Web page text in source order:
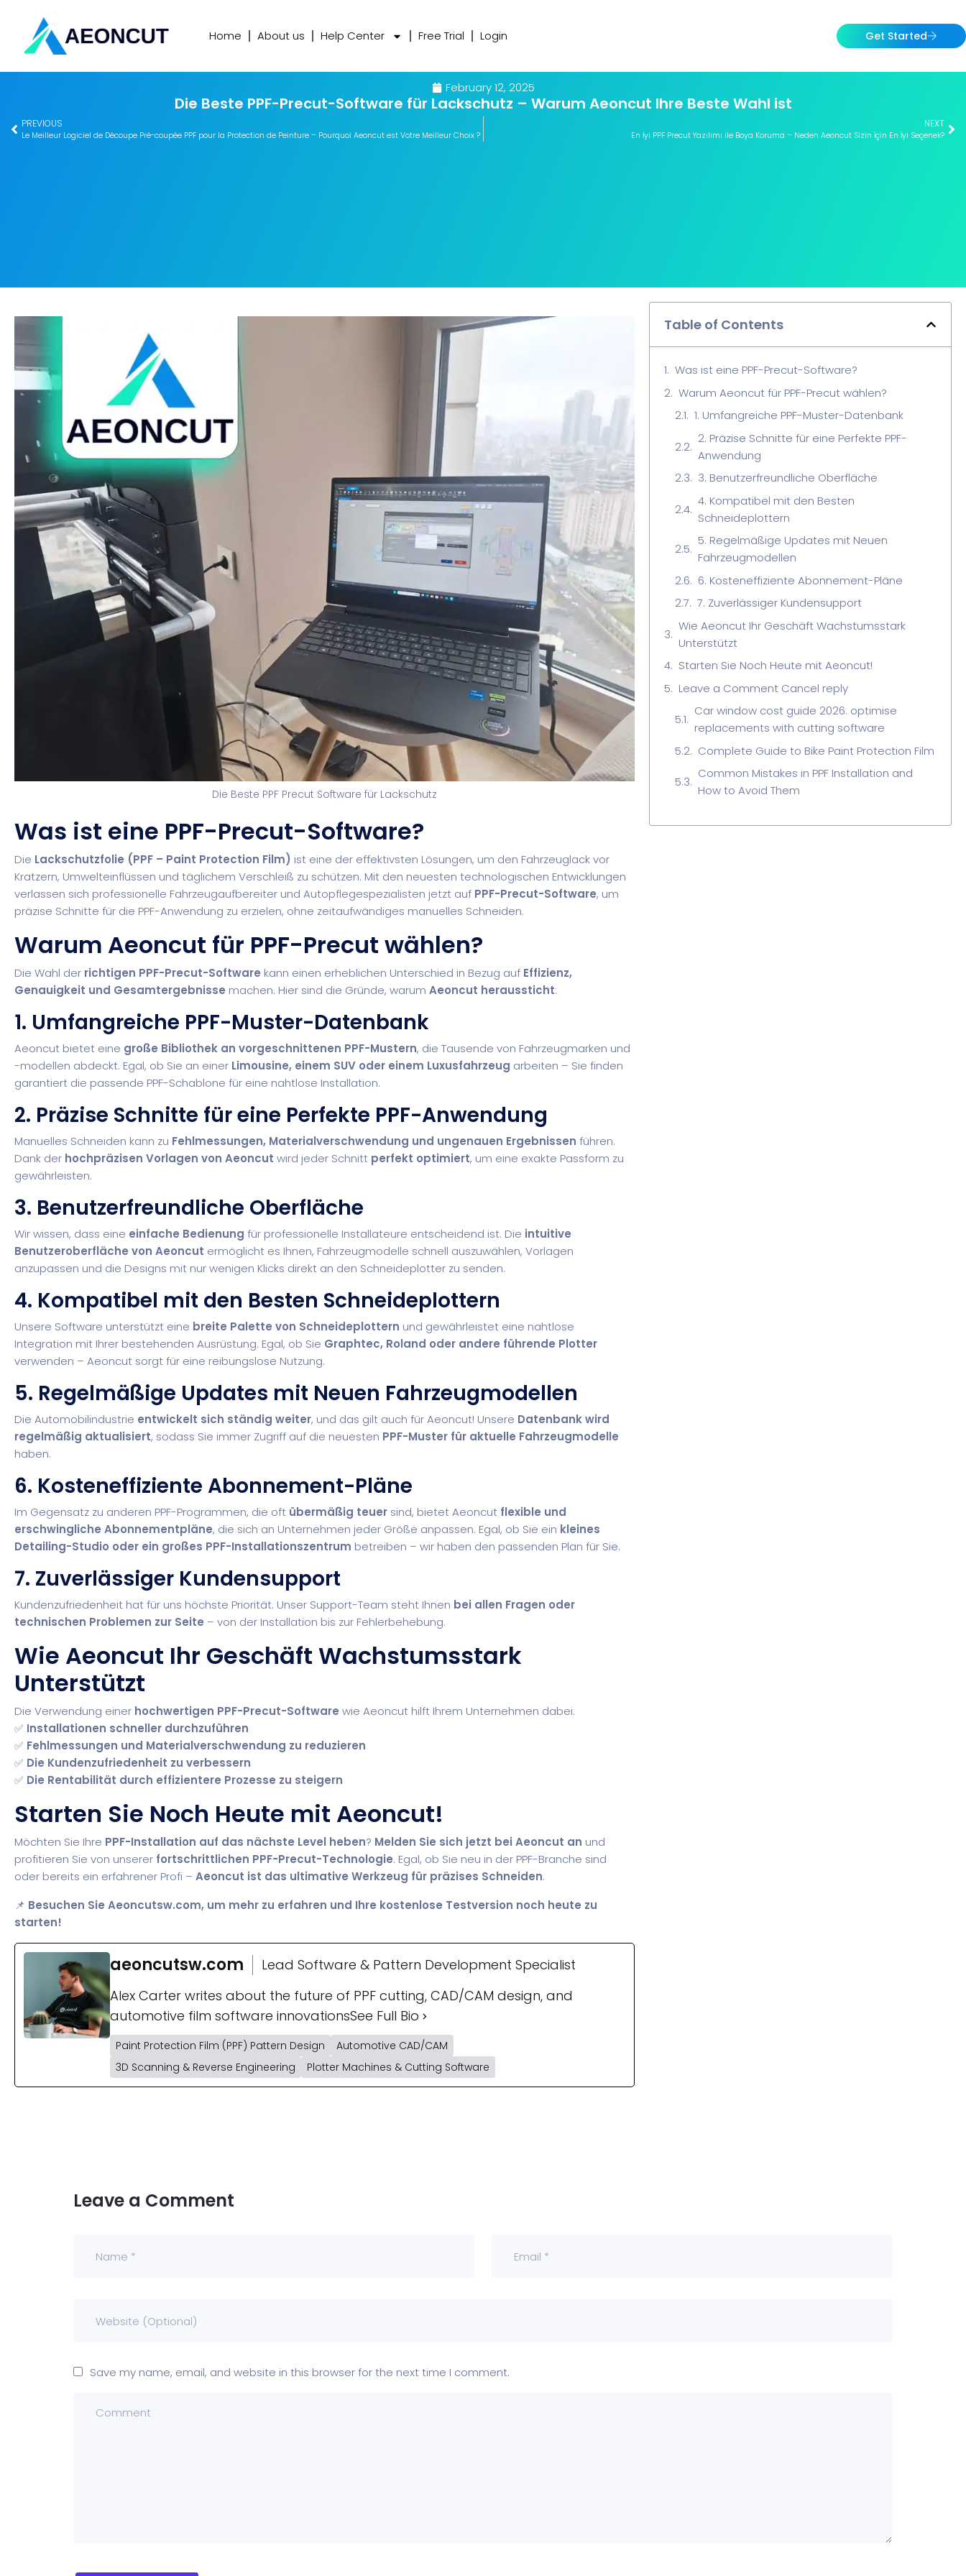
Home About us Help Center Free Trial Login Get Started
February 12, 2025
Die Beste PPF-Precut-Software für Lackschutz – Warum Aeoncut Ihre Beste Wahl ist
PREVIOUS
Le Meilleur Logiciel de Découpe Pré-coupée PPF pour la Protection de Peinture – Pourquoi Aeoncut est Votre Meilleur Choix ?
NEXT
En İyi PPF Precut Yazılımı ile Boya Koruma – Neden Aeoncut Sizin İçin En İyi Seçenek?
Table of Contents
Was ist eine PPF-Precut-Software?
Warum Aeoncut für PPF-Precut wählen?
1. Umfangreiche PPF-Muster-Datenbank
2. Präzise Schnitte für eine Perfekte PPF-
Anwendung
3. Benutzerfreundliche Oberfläche
4. Kompatibel mit den Besten
Schneideplottern
5. Regelmäßige Updates mit Neuen
Fahrzeugmodellen
6. Kosteneffiziente Abonnement-Pläne
7. Zuverlässiger Kundensupport
Wie Aeoncut Ihr Geschäft Wachstumsstark
Unterstützt
Starten Sie Noch Heute mit Aeoncut!
Leave a Comment Cancel reply
Car window cost guide 2026: optimise
replacements with cutting software
Complete Guide to Bike Paint Protection Film
Common Mistakes in PPF Installation and
How to Avoid Them
Die Beste PPF Precut Software für Lackschutz
Was ist eine PPF-Precut-Software?
Die Lackschutzfolie (PPF – Paint Protection Film) ist eine der effektivsten Lösungen, um den Fahrzeuglack vor
Kratzern, Umwelteinflüssen und täglichem Verschleiß zu schützen. Mit den neuesten technologischen Entwicklungen
verlassen sich professionelle Fahrzeugaufbereiter und Autopflegespezialisten jetzt auf PPF-Precut-Software, um
präzise Schnitte für die PPF-Anwendung zu erzielen, ohne zeitaufwändiges manuelles Schneiden.
Warum Aeoncut für PPF-Precut wählen?
Die Wahl der richtigen PPF-Precut-Software kann einen erheblichen Unterschied in Bezug auf Effizienz,
Genauigkeit und Gesamtergebnisse machen. Hier sind die Gründe, warumAeoncut heraussticht:
1. Umfangreiche PPF-Muster-Datenbank
Aeoncut bietet eine große Bibliothek an vorgeschnittenen PPF-Mustern, die Tausende von Fahrzeugmarken und
-modellen abdeckt. Egal, ob Sie an einer Limousine, einem SUV oder einem Luxusfahrzeug arbeiten – Sie finden
garantiert die passende PPF-Schablone für eine nahtlose Installation.
2. Präzise Schnitte für eine Perfekte PPF-Anwendung
Manuelles Schneiden kann zu Fehlmessungen, Materialverschwendung und ungenauen Ergebnissen führen.
Dank der hochpräzisen Vorlagen von Aeoncut wird jeder Schnitt perfekt optimiert, um eine exakte Passform zu
gewährleisten.
3. Benutzerfreundliche Oberfläche
Wir wissen, dass eine einfache Bedienung für professionelle Installateure entscheidend ist. Die intuitive
Benutzeroberfläche von Aeoncut ermöglicht es Ihnen, Fahrzeugmodelle schnell auszuwählen, Vorlagen
anzupassen und die Designs mit nur wenigen Klicks direkt an den Schneideplotter zu senden.
4. Kompatibel mit den Besten Schneideplottern
Unsere Software unterstützt eine breite Palette von Schneideplottern und gewährleistet eine nahtlose
Integration mit Ihrer bestehenden Ausrüstung. Egal, ob Sie Graphtec, Roland oder andere führende Plotter
verwenden – Aeoncut sorgt für eine reibungslose Nutzung.
5. Regelmäßige Updates mit Neuen Fahrzeugmodellen
Die Automobilindustrie entwickelt sich ständig weiter, und das gilt auch für Aeoncut! Unsere Datenbank wird
regelmäßig aktualisiert, sodass Sie immer Zugriff auf die neuesten PPF-Muster für aktuelle Fahrzeugmodelle
haben.
6. Kosteneffiziente Abonnement-Pläne
Im Gegensatz zu anderen PPF-Programmen, die oft übermäßig teuer sind, bietet Aeoncut flexible und
erschwingliche Abonnementpläne, die sich an Unternehmen jeder Größe anpassen. Egal, ob Sie ein kleines
Detailing-Studio oder ein großes PPF-Installationszentrum betreiben – wir haben den passenden Plan für Sie.
7. Zuverlässiger Kundensupport
Kundenzufriedenheit hat für uns höchste Priorität. Unser Support-Team steht Ihnen bei allen Fragen oder
technischen Problemen zur Seite – von der Installation bis zur Fehlerbehebung.
Wie Aeoncut Ihr Geschäft Wachstumsstark
Unterstützt
Die Verwendung einer hochwertigen PPF-Precut-Software wie Aeoncut hilft Ihrem Unternehmen dabei:
✅ Installationen schneller durchzuführen
✅ Fehlmessungen und Materialverschwendung zu reduzieren
✅ Die Kundenzufriedenheit zu verbessern
✅ Die Rentabilität durch effizientere Prozesse zu steigern
Starten Sie Noch Heute mit Aeoncut!
Möchten Sie Ihre PPF-Installation auf das nächste Level heben? Melden Sie sich jetzt bei Aeoncut an und
profitieren Sie von unserer fortschrittlichen PPF-Precut-Technologie. Egal, ob Sie neu in der PPF-Branche sind
oder bereits ein erfahrener Profi –Aeoncut ist das ultimative Werkzeug für präzises Schneiden.
📌 Besuchen SieAeoncutsw.com, um mehr zu erfahren und Ihre kostenlose Testversion noch heute zu
starten!
aeoncutsw.com
Lead Software & Pattern Development Specialist
Alex Carter writes about the future of PPF cutting, CAD/CAM design, and
automotive film software innovationsSee Full Bio
Paint Protection Film (PPF) Pattern Design
Automotive CAD/CAM
3D Scanning & Reverse Engineering
Plotter Machines & Cutting Software
Leave a Comment
Save my name, email, and website in this browser for the next time I comment.